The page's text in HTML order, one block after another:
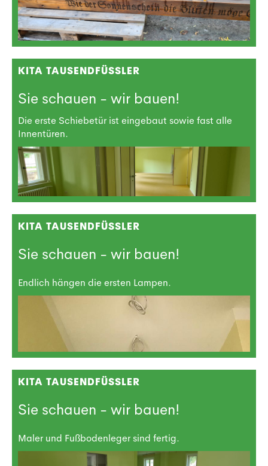
KITA TAUSENDFÜSSLER
Sie schauen - wir bauen!
Die erste Schiebetür ist eingebaut sowie fast alle
Innentüren.
KITA TAUSENDFÜSSLER
Sie schauen - wir bauen!
Endlich hängen die ersten Lampen.
KITA TAUSENDFÜSSLER
Sie schauen - wir bauen!
Maler und Fußbodenleger sind fertig.